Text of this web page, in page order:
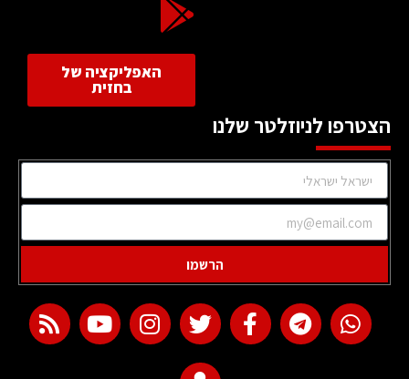
האפליקציה של
בחזית
הצטרפו לניוזלטר שלנו
הרשמו